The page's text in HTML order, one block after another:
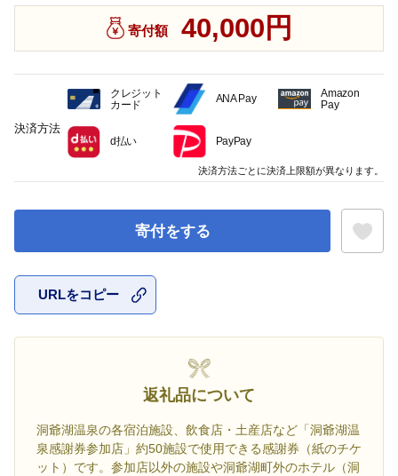
寄付額 40,000円
寄付をする
URLをコピー
返礼品について
洞爺湖温泉の各宿泊施設、飲食店・土産店など「洞爺湖温
泉感謝券参加店」約50施設で使用できる感謝券（紙のチケ
ット）です。参加店以外の施設や洞爺湖町外のホテル（洞
決済方法
クレジット
カード
ANA Pay
Amazon
Pay
d払い PayPay
決済方法ごとに決済上限額が異なります。